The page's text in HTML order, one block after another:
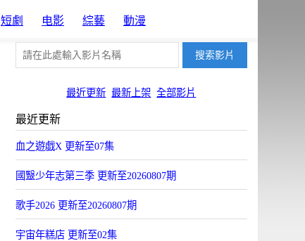
短劇 电影 綜藝 動漫
最近更新 最新上架 全部影片
最近更新
血之遊戯X 更新至07集
國毉少年志第三季 更新至20260807期
歌手2026 更新至20260807期
宇宙年糕店 更新至02集